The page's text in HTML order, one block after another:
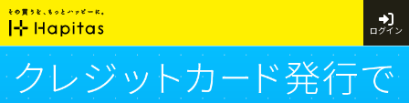
ログイン